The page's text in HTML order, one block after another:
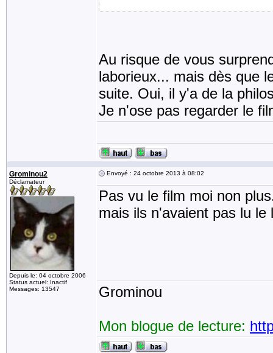
Au risque de vous
laborieux... mais dès que
suite. Oui, il y'a de la
Je n'ose pas regarder le
Grominou2
Déclamateur
Depuis le: 04 octobre 2006
Status actuel: Inactif
Messages: 13547
Envoyé : 24 octobre 2013 à 08:02
Pas vu le film moi non
mais ils n'avaient pas lu le
Grominou
Mon blogue de lecture: